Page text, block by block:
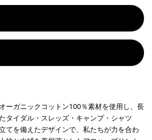
ーガニックコットン100％素材を使用し、長
タイダル・スレッズ・キャンプ・シャツ
てを備えたデザインで、私たちが力を合わ